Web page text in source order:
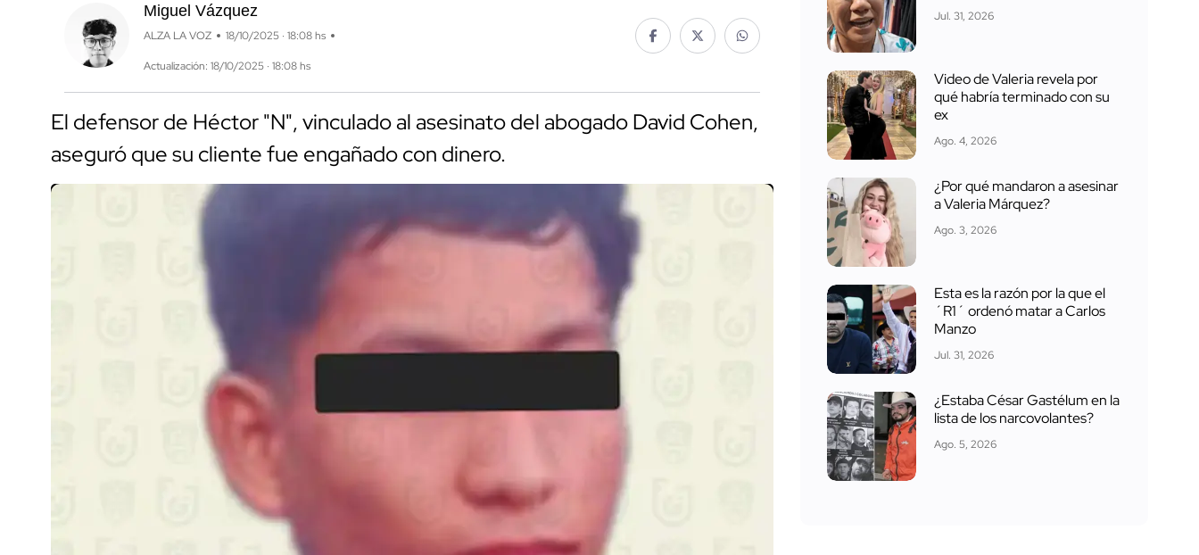
Miguel Vázquez
ALZA LA VOZ 18/10/2025 · 18:08 hs
Actualización: 18/10/2025 · 18:08 hs
El defensor de Héctor "N", vinculado al asesinato del abogado David Cohen,
aseguró que su cliente fue engañado con dinero.
Jul. 31, 2026
Video de Valeria revela por
qué habría terminado con su
ex
Ago. 4, 2026
¿Por qué mandaron a asesinar
a Valeria Márquez?
Ago. 3, 2026
Esta es la razón por la que el
´R1´ ordenó matar a Carlos
Manzo
Jul. 31, 2026
¿Estaba César Gastélum en la
lista de los narcovolantes?
Ago. 5, 2026